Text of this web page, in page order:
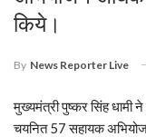
किये।
By News Reporter Live
मुख्यमंत्री पुष्कर सिंह धामी
चयनित 57 सहायक